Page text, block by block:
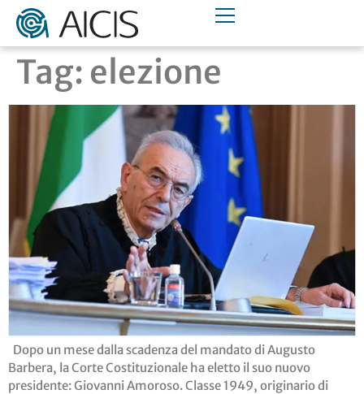
Tag: elezione
Dopo un mese dalla scadenza del mandato di Augusto
Barbera, la Corte Costituzionale ha eletto il suo nuovo
presidente: Giovanni Amoroso. Classe 1949, originario di